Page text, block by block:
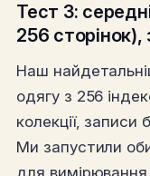
Тест 3:
256
Наш
одягу з 256
колекції, записи
Ми запустили